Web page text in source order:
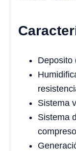
Deposito
Sistema
Sistema